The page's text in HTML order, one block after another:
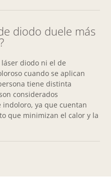
diodo duele más
diodo ni el de
cuando se aplican
tiene distinta
considerados
ya que cuentan
que minimizan el calor y la